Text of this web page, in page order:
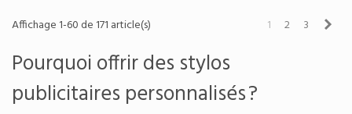
Affichage 1-60 de 171 article(s) 1 2 3
Pourquoi offrir des stylos
publicitaires personnalisés ?